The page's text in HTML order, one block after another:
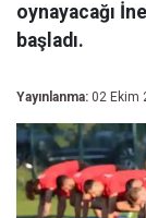
oynayacağı
başladı.
Yayınlanma: 02 Ekim